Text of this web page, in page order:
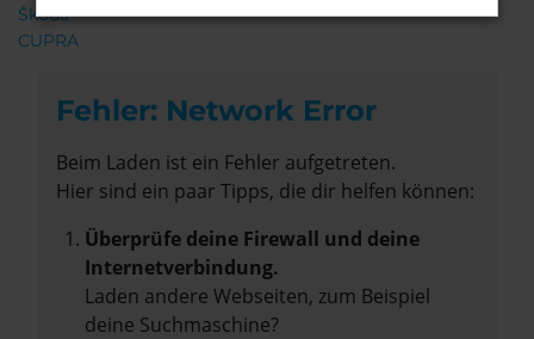
Škoda
CUPRA
Fehler: Network Error
Beim Laden ist ein Fehler aufgetreten.
Hier sind ein paar Tipps, die dir helfen können:
Überprüfe deine Firewall und deine
Internetverbindung.
Laden andere Webseiten, zum Beispiel
deine Suchmaschine?